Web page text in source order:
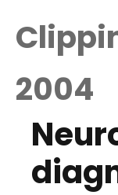
2004